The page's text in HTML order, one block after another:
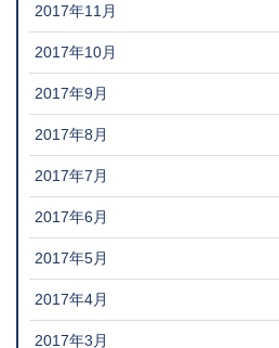
2017年11月
2017年10月
2017年9月
2017年8月
2017年7月
2017年6月
2017年5月
2017年4月
2017年3月